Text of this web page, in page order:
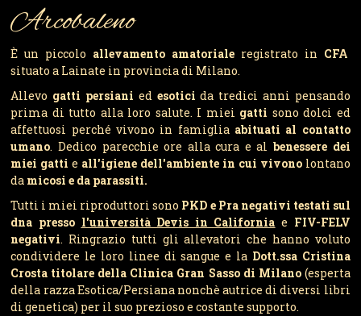
Arcobaleno
È un piccolo allevamento amatorialeregistrato in CFA
situato a Lainate in provincia di Milano.
Allevo gatti persiani ed esotici da tredici anni pensando
prima di tutto alla loro salute. I miei gatti sono dolci ed
affettuosi perché vivono in famiglia abituati al contatto
umano. Dedico parecchie ore alla cura e al benessere dei
miei gatti e all'igiene dell'ambiente in cui vivono lontano
da micosi e da parassiti.
Tutti i miei riproduttori sono PKD e Pra negativi testati sul
dna presso l'università Devis in California e FIV-FELV
negativi. Ringrazio tutti gli allevatori che hanno voluto
condividere le loro linee di sangue e la Dott.ssa Cristina
Crosta titolare della Clinica Gran Sasso di Milano (esperta
della razza Esotica/Persiana nonchè autrice di diversi libri
di genetica) per il suo prezioso e costante supporto.